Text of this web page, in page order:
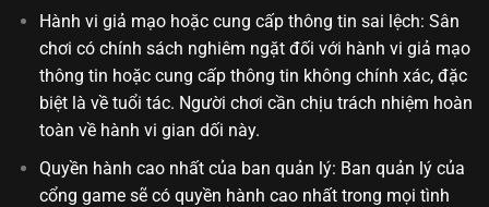
Hành vi giả mạo hoặc cung cấp thông tin sai lệch: Sân
chơi có chính sách nghiêm ngặt đối với hành vi giả mạo
thông tin hoặc cung cấp thông tin không chính xác, đặc
biệt là về tuổi tác. Người chơi cần chịu trách nhiệm hoàn
toàn về hành vi gian dối này.
Quyền hành cao nhất của ban quản lý: Ban quản lý của
cổng game sẽ có quyền hành cao nhất trong mọi tình